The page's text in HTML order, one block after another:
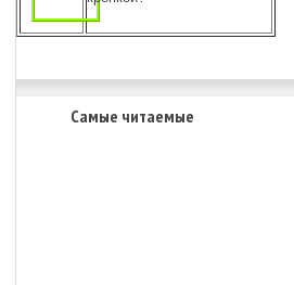
Самые читаемые